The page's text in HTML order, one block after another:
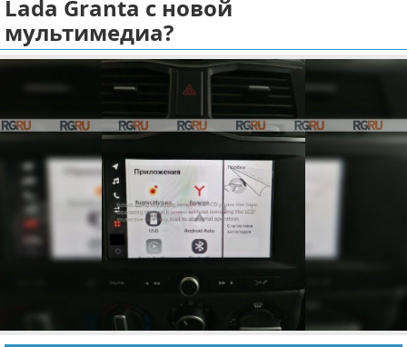
Экономика
Разное
Отказ от ответственности
Lada Granta с новой
мультимедиа?